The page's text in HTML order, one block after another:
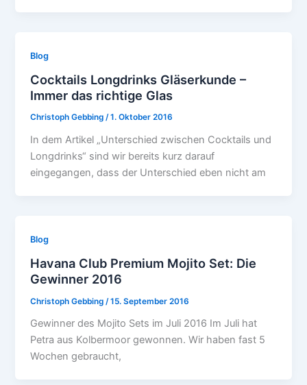
Blog
Cocktails Longdrinks Gläserkunde –
Immer das richtige Glas
Christoph Gebbing/1. Oktober 2016
In dem Artikel „Unterschied zwischen Cocktails und
Longdrinks“ sind wir bereits kurz darauf
eingegangen, dass der Unterschied eben nicht am
Blog
Havana Club Premium Mojito Set: Die
Gewinner 2016
Christoph Gebbing /15. September 2016
Gewinner des Mojito Sets im Juli 2016 Im Juli hat
Petra aus Kolbermoor gewonnen. Wir haben fast 5
Wochen gebraucht,